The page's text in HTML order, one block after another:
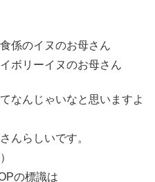
係のイヌのお母さん
ボリーイヌのお母さん
なんじゃいなと思いますよ
んらしいです。
の標識は